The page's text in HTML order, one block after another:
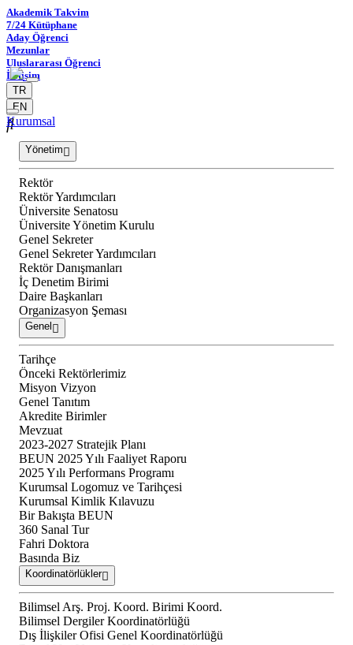
Akademik Takvim
7/24 Kütüphane
Aday Öğrenci
Mezunlar
Uluslararası Öğrenci
İletişim
TR
EN
Kurumsal
Yönetim
Rektör
Rektör Yardımcıları
Üniversite Senatosu
Üniversite Yönetim Kurulu
Genel Sekreter
Genel Sekreter Yardımcıları
Rektör Danışmanları
İç Denetim Birimi
Daire Başkanları
Organizasyon Şeması
Genel
Tarihçe
Önceki Rektörlerimiz
Misyon Vizyon
Genel Tanıtım
Akredite Birimler
Mevzuat
2023-2027 Stratejik Planı
BEUN 2025 Yılı Faaliyet Raporu
2025 Yılı Performans Programı
Kurumsal Logomuz ve Tarihçesi
Kurumsal Kimlik Kılavuzu
Bir Bakışta BEUN
360 Sanal Tur
Fahri Doktora
Basında Biz
Koordinatörlükler
Bilimsel Arş. Proj. Koord. Birimi Koord.
Bilimsel Dergiler Koordinatörlüğü
Dış İlişkiler Ofisi Genel Koordinatörlüğü